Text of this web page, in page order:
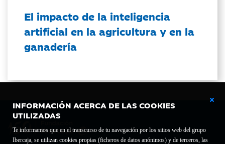
INFORMACIÓN ACERCA DE LAS COOKIES
UTILIZADAS
Te informamos que en el transcurso de tu navegación por los sitios web del grupo
Ibercaja, se utilizan cookies propias (ficheros de datos anónimos) y de terceros, las
El impacto de la inteligencia
artificial en la agricultura y en la
ganadería